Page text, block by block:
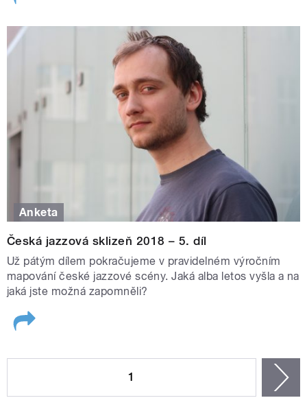
Anketa
Česká jazzová sklizeň 2018 – 5. díl
Už pátým dílem pokračujeme v pravidelném výročním
mapování české jazzové scény. Jaká alba letos vyšla a na
jaká jste možná zapomněli?
1